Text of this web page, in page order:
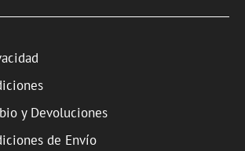
y Devoluciones
de Envío